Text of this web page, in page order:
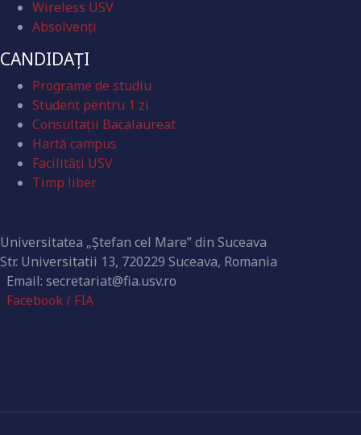
Wireless USV
Absolvenţi
CANDIDAȚI
Programe de studiu
Student pentru 1 zi
Consultații Bacalaureat
Hartă campus
Facilități USV
Timp liber
Universitatea „Ștefan cel Mare” din Suceava
Str. Universitatii 13, 720229 Suceava, Romania
Email: secretariat@fia.usv.ro
Facebook / FIA